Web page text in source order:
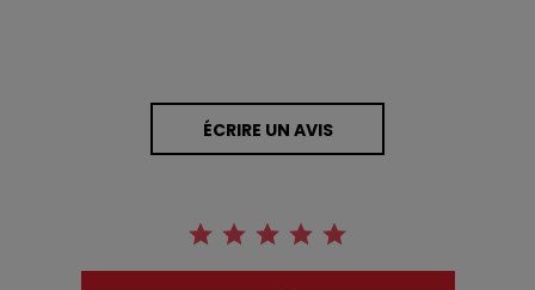
ÉCRIRE UN AVIS